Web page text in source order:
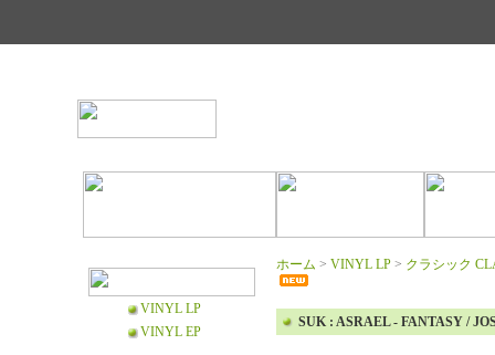
VINYL LP
VINYL EP
ホーム > VINYL LP > クラシック
SUK : ASRAEL - FANTASY /